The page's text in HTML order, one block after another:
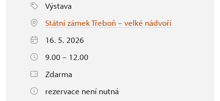
Výstava
Státní zámek Třeboň – velké nádvoří
16. 5. 2026
9.00 – 12.00
Zdarma
rezervace není nutná